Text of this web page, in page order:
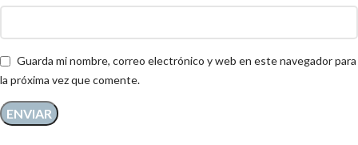
Guarda mi nombre, correo electrónico y web en este navegador para
la próxima vez que comente.